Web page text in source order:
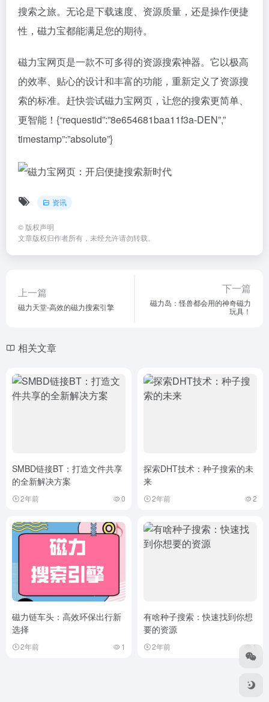
搜索之旅。无论是下载速度、资源质量，还是操作便捷
性，磁力宝都能满足您的期待。
磁力宝网页是一款不可多得的资源搜索神器。它以极高
的效率、贴心的设计和丰富的功能，重新定义了资源搜
索的标准。赶快尝试磁力宝网页，让您的搜索更简单、
更智能！{“requestid”:”8e654681baa11f3a-DEN”,”
timestamp”:”absolute”}
资讯
© 版权声明
文章版权归作者所有，未经允许请勿转载。
上一篇
磁力天堂-高效的磁力搜索引擎
下一篇
磁力岛：怪兽都会用的神奇磁力
玩具！
相关文章
SMBD链接BT：打造文件共享
的全新解决方案
2年前 0
探索DHT技术：种子搜索的未
来
2年前 2
磁力链车头：高效环保出行新
选择
2年前 1
有啥种子搜索：快速找到你想
要的资源
2年前 1